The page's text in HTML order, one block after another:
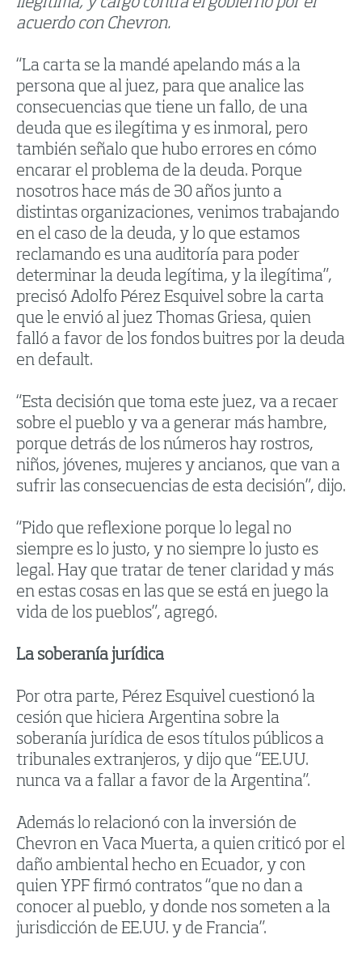
ilegítima, y cargó contra el gobierno por el
acuerdo con Chevron.
“La carta se la mandé apelando más a la
persona que al juez, para que analice las
consecuencias que tiene un fallo, de una
deuda que es ilegítima y es inmoral, pero
también señalo que hubo errores en cómo
encarar el problema de la deuda. Porque
nosotros hace más de 30 años junto a
distintas organizaciones, venimos trabajando
en el caso de la deuda, y lo que estamos
reclamando es una auditoría para poder
determinar la deuda legítima, y la ilegítima”,
precisó Adolfo Pérez Esquivel sobre la carta
que le envió al juez Thomas Griesa, quien
falló a favor de los fondos buitres por la deuda
en default.
“Esta decisión que toma este juez, va a recaer
sobre el pueblo y va a generar más hambre,
porque detrás de los números hay rostros,
niños, jóvenes, mujeres y ancianos, que van a
sufrir las consecuencias de esta decisión”, dijo.
“Pido que reflexione porque lo legal no
siempre es lo justo, y no siempre lo justo es
legal. Hay que tratar de tener claridad y más
en estas cosas en las que se está en juego la
vida de los pueblos”, agregó.
La soberanía jurídica
Por otra parte, Pérez Esquivel cuestionó la
cesión que hiciera Argentina sobre la
soberanía jurídica de esos títulos públicos a
tribunales extranjeros, y dijo que “EE.UU.
nunca va a fallar a favor de la Argentina”.
Además lo relacionó con la inversión de
Chevron en Vaca Muerta, a quien criticó por el
daño ambiental hecho en Ecuador, y con
quien YPF firmó contratos “que no dan a
conocer al pueblo, y donde nos someten a la
jurisdicción de EE.UU. y de Francia”.